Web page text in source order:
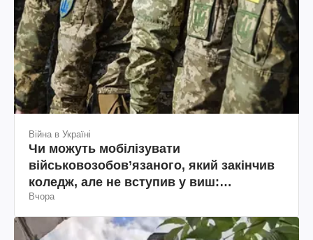
Війна в Україні
Чи можуть мобілізувати
військовозобов’язаного, який закінчив
коледж, але не вступив у виш:
пояснення юриста
Вчора